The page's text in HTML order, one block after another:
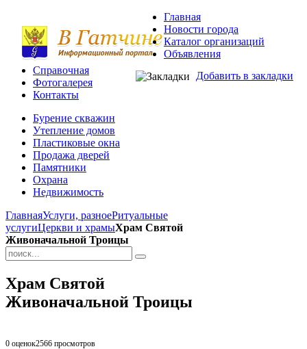
Добавить в закладки
Главная
Новости города
Каталог организаций
Объявления
Справочная
Фотогалерея
Контакты
Бурение скважин
Утепление домов
Пластиковые окна
Продажа дверей
Памятники
Охрана
Недвижимость
ГлавнаяУслуги, разноеРитуальные
услугиЦеркви и храмыХрам Святой
Живоначальной Троицы
Храм Святой
Живоначальной Троицы
0 оценок2566 просмотров